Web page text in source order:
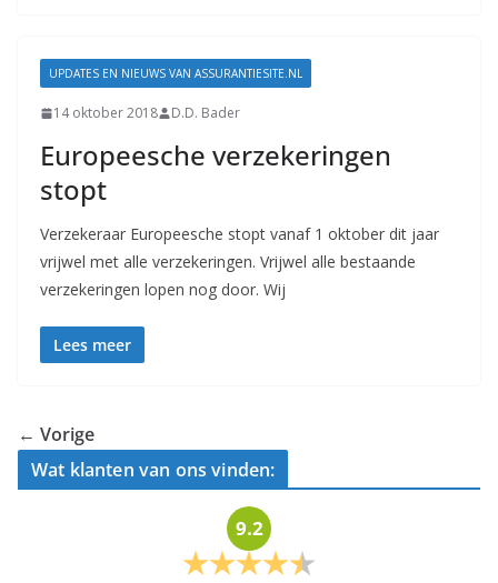
UPDATES EN NIEUWS VAN ASSURANTIESITE.NL
14 oktober 2018 D.D. Bader
Europeesche verzekeringen
stopt
Verzekeraar Europeesche stopt vanaf 1 oktober dit jaar
vrijwel met alle verzekeringen. Vrijwel alle bestaande
verzekeringen lopen nog door. Wij
Lees meer
← Vorige
Wat klanten van ons vinden:
9.2